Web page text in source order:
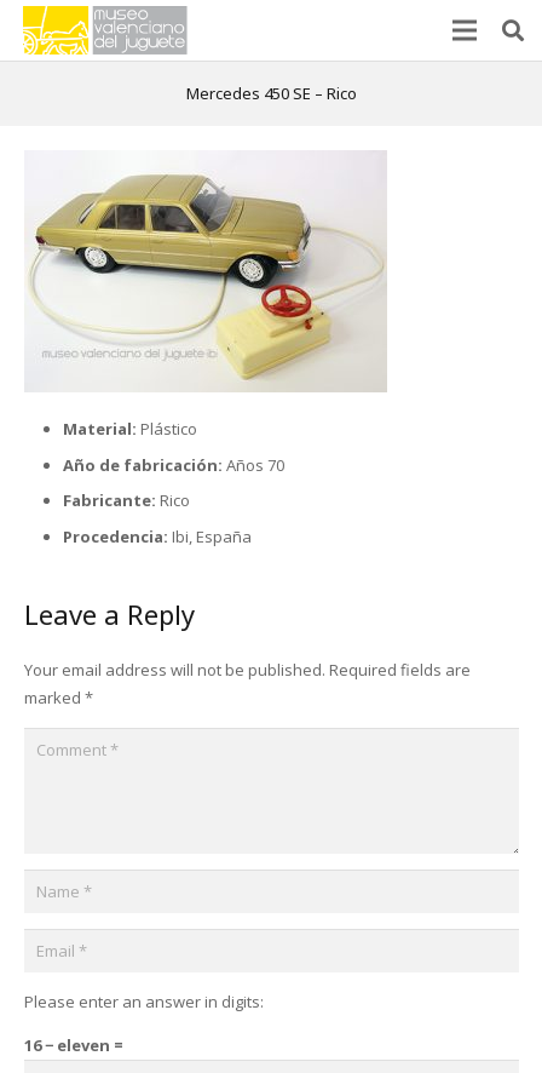
Mercedes 450 SE – Rico
Material: Plástico
Año de fabricación: Años 70
Fabricante: Rico
Procedencia: Ibi, España
Leave a Reply
Your email address will not be published. Required fields are
marked *
Please enter an answer in digits:
16 − eleven =